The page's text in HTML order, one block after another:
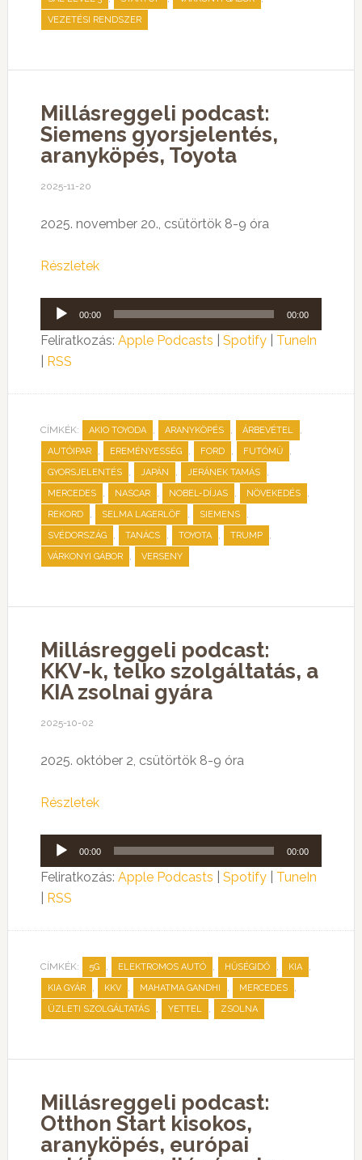
VEZETÉSI RENDSZER
Millásreggeli podcast:
Siemens gyorsjelentés,
aranyköpés, Toyota
2025-11-20
2025. november 20., csütörtök 8-9 óra
Részletek
Audió
lejátszó
00:00 00:00
Feliratkozás: Apple Podcasts Spotify| TuneIn
RSS
CÍMKÉK: AKIO TOYODA , ARANYKÖPÉS , ÁRBEVÉTEL ,
AUTÓIPAR , EREMÉNYESSÉG , FORD , FUTÓMŰ ,
GYORSJELENTÉS , JAPÁN , JERÁNEK TAMÁS ,
MERCEDES , NASCAR , NOBEL-DÍJAS , NÖVEKEDÉS ,
REKORD , SELMA LAGERLÖF , SIEMENS ,
SVÉDORSZÁG , TANÁCS , TOYOTA , TRUMP ,
VÁRKONYI GÁBOR , VERSENY
Millásreggeli podcast:
KKV-k, telko szolgáltatás, a
KIA zsolnai gyára
2025-10-02
2025. október 2, csütörtök 8-9 óra
Részletek
Audió
lejátszó
00:00 00:00
Feliratkozás: Apple Podcasts Spotify| TuneIn
RSS
CÍMKÉK: 5G , ELEKTROMOS AUTÓ , HŰSÉGIDŐ , KIA ,
KIA GYÁR , KKV , MAHATMA GANDHI , MERCEDES ,
ÜZLETI SZOLGÁLTATÁS , YETTEL , ZSOLNA
Millásreggeli podcast:
Otthon Start kisokos,
aranyköpés, európai